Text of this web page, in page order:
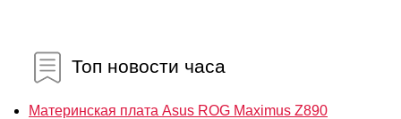
Топ новости часа
Материнская плата Asus ROG Maximus Z890